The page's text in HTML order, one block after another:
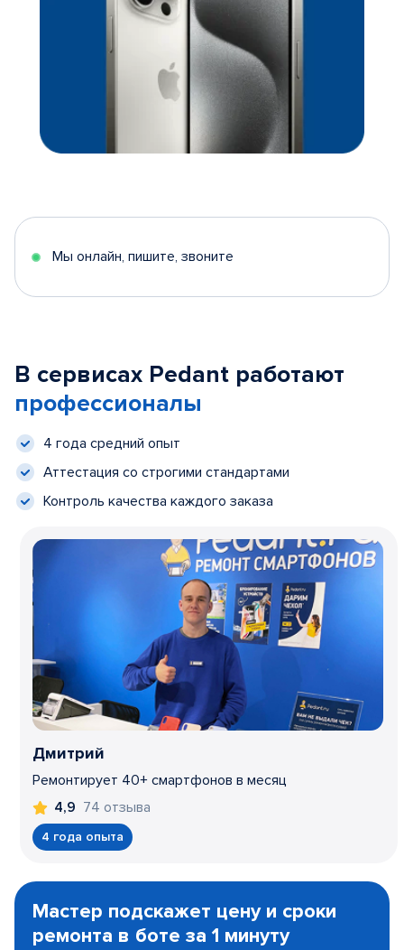
Мы онлайн, пишите, звоните
В сервисах Pedant работают
профессионалы
4 года средний опыт
Аттестация со строгими стандартами
Контроль качества каждого заказа
Дмитрий
Ремонтирует 40+ смартфонов в месяц
4,9 74 отзыва
4 года опыта
1
Мастер подскажет цену и сроки
ремонта в боте за 1 минуту